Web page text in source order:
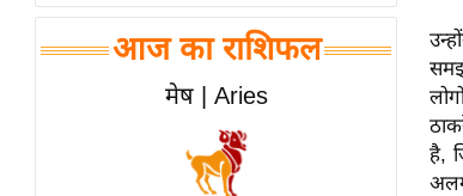
समीक्षा
धर्म
ज्योतिष
आज का राशिफल
मेष | Aries
है,